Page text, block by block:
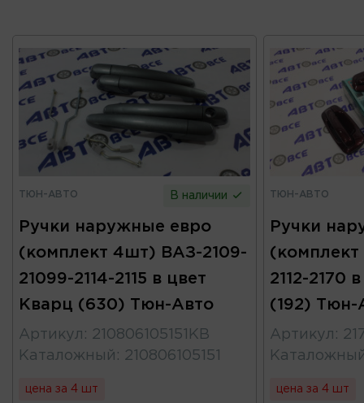
ТЮН-АВТО В наличии
Ручки наружные евро
(комплект 4шт) ВАЗ-2109-
21099-2114-2115 в цвет
Кварц (630) Тюн-Авто
Артикул : 210806105151КВ
Каталожный : 210806105151
цена за 4 шт
ТЮН-АВТО
Ручки
2112-2170
(192) Тюн-
Артикул :
цена за 4 шт